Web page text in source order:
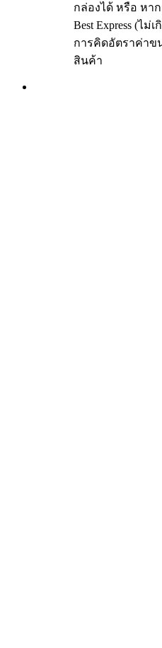
กล่องได้ หรือ หา
Best Express (ไม่
การคิดอัตราค่าข
สินค้า